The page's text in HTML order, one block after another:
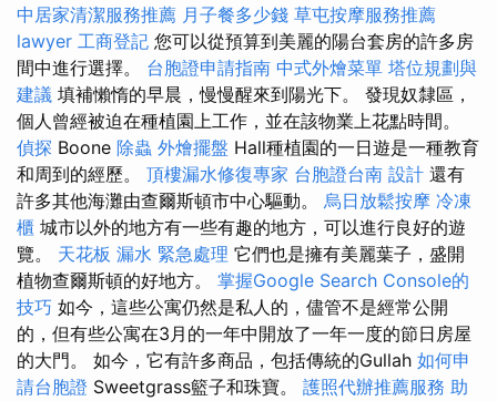
中居家清潔服務推薦 月子餐多少錢 草屯按摩服務推薦
lawyer 工商登記 您可以從預算到美麗的陽台套房的許多房
間中進行選擇。 台胞證申請指南 中式外燴菜單 塔位規劃與
建議 填補懶惰的早晨，慢慢醒來到陽光下。 發現奴隸區，
個人曾經被迫在種植園上工作，並在該物業上花點時間。
偵探 Boone 除蟲 外燴擺盤 Hall種植園的一日遊是一種教育
和周到的經歷。 頂樓漏水修復專家 台胞證台南 設計 還有
許多其他海灘由查爾斯頓市中心驅動。 烏日放鬆按摩 冷凍
櫃 城市以外的地方有一些有趣的地方，可以進行良好的遊
覽。 天花板 漏水 緊急處理 它們也是擁有美麗葉子，盛開
植物查爾斯頓的好地方。 掌握Google Search Console的
技巧 如今，這些公寓仍然是私人的，儘管不是經常公開
的，但有些公寓在3月的一年中開放了一年一度的節日房屋
的大門。 如今，它有許多商品，包括傳統的Gullah 如何申
請台胞證 Sweetgrass籃子和珠寶。 護照代辦推薦服務 助